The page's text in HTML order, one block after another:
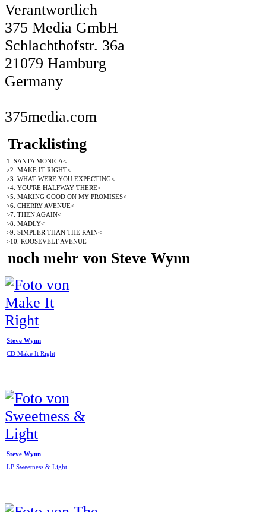
Verantwortlich
375 Media GmbH
Schlachthofstr. 36a
21079 Hamburg
Germany
375media.com
Tracklisting
1. SANTA MONICA<
>2. MAKE IT RIGHT<
>3. WHAT WERE YOU EXPECTING<
>4. YOU'RE HALFWAY THERE<
>5. MAKING GOOD ON MY PROMISES<
>6. CHERRY AVENUE<
>7. THEN AGAIN<
>8. MADLY<
>9. SIMPLER THAN THE RAIN<
>10. ROOSEVELT AVENUE
noch mehr von Steve Wynn
Steve Wynn
CD Make It Right
Steve Wynn
LP Sweetness & Light